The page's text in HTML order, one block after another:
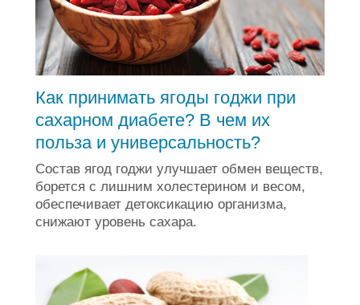
Как принимать ягоды годжи при
сахарном диабете? В чем их
польза и универсальность?
Состав ягод годжи улучшает обмен веществ,
борется с лишним холестерином и весом,
обеспечивает детоксикацию организма,
снижают уровень сахара.